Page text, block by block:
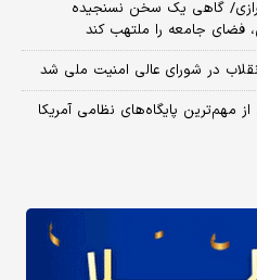
گاهی یک سخن نسنجیده
فضای جامعه را ملتهب کند
در شورای عالی امنیت ملی شد
مهم‌ترین پایگاه‌های نظامی آمریکا